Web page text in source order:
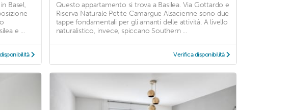
Basel,
e ...
Questo appartamento si trova a Basilea. Via Gottardo e
Riserva Naturale Petite Camargue Alsacienne sono due
tappe fondamentali per gli amanti delle attività. A livello
naturalistico, invece, spiccano Southern ...
Verifica disponibilità